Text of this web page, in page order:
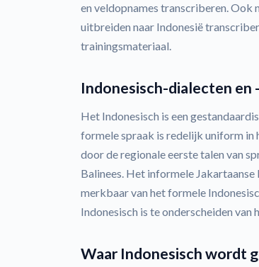
en veldopnames transcriberen. Ook
uitbreiden naar Indonesië
trainingsmateriaal.
Indonesisch-dialecten en
Het Indonesisch is een
formele spraak is redelijk uniform in
door de regionale eerste talen van
Balinees. Het informele
merkbaar van het formele
Indonesisch is te onderscheiden
Waar Indonesisch wordt